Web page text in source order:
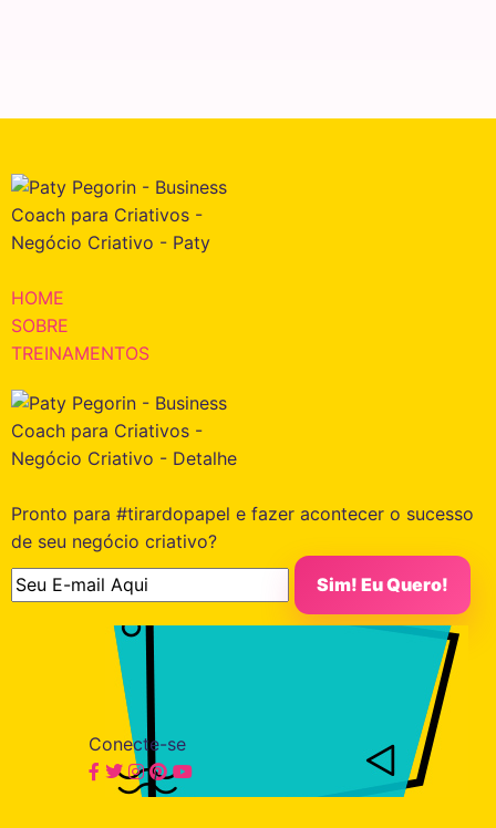
HOME
SOBRE
TREINAMENTOS
Pronto para #tirardopapel e fazer acontecer o sucesso
de seu negócio criativo?
Conecte-se